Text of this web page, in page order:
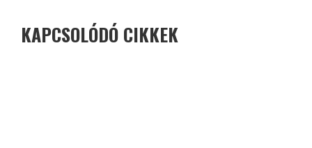
KAPCSOLÓDÓ CIKKEK